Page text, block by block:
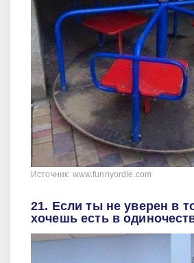
Источник: www.funnyordie.com
21. Если ты не уверен в
хочешь есть в